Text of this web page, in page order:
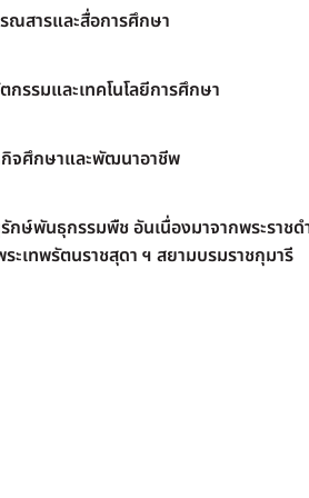
ณสารและสื่อการศึกษา
กรรมและเทคโนโลยีการศึกษา
จศึกษาและพัฒนาอาชีพ
กษ์พันธุกรรมพืช อันเนื่องมาจากพระราชด
ะเทพรัตนราชสุดา ฯ สยามบรมราชกุมารี